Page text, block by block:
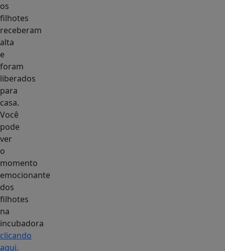
os
filhotes
receberam
alta
e
foram
liberados
para
casa.
Você
pode
ver
o
momento
emocionante
dos
filhotes
na
incubadora
clicando
aqui.